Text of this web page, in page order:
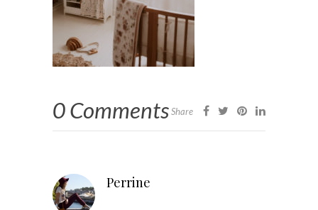
0 CommentsShare
Perrine